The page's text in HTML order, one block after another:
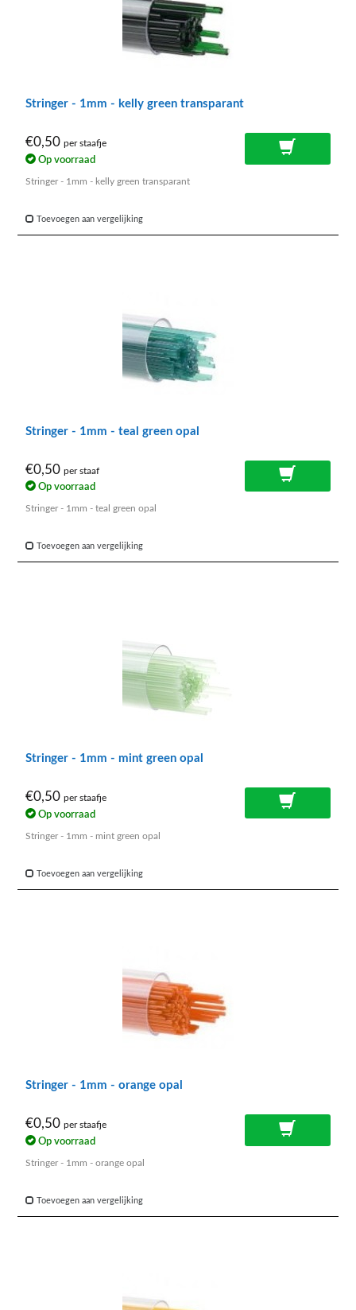
Stringer - 1mm - kelly green transparant
€0,50 per staafje
Op voorraad
Stringer - 1mm - kelly green transparant
Toevoegen aan vergelijking
Stringer - 1mm - teal green opal
€0,50 per staaf
Op voorraad
Stringer - 1mm - teal green opal
Toevoegen aan vergelijking
Stringer - 1mm - mint green opal
€0,50 per staafje
Op voorraad
Stringer - 1mm - mint green opal
Toevoegen aan vergelijking
Stringer - 1mm - orange opal
€0,50 per staafje
Op voorraad
Stringer - 1mm - orange opal
Toevoegen aan vergelijking